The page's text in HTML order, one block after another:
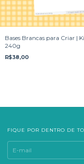
Bases Brancas para Criar |
240g
R$38,00
FIQUE POR DENTRO DE